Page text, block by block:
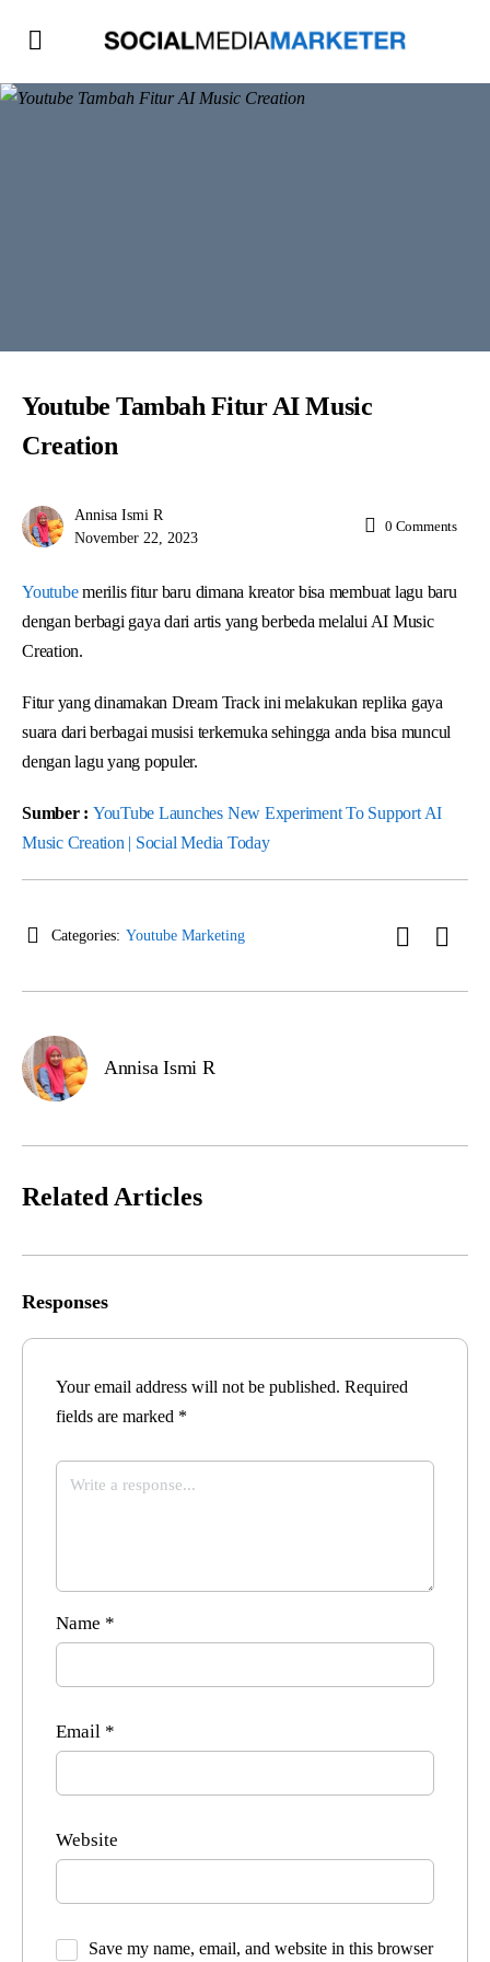
Youtube Tambah Fitur AI Music
Creation
Annisa Ismi R
November 22, 2023
0 Comments
Youtubemerilis fitur baru dimana kreator bisa membuat lagu baru
dengan berbagi gaya dari artis yang berbeda melalui AI Music
Creation.
Fitur yang dinamakan Dream Track ini melakukan replika gaya
suara dari berbagai musisi terkemuka sehingga anda bisa muncul
dengan lagu yang populer.
Sumber : YouTube Launches New Experiment To Support AI
Music Creation | Social Media Today
Categories: Youtube Marketing
Annisa Ismi R
Related Articles
Responses
Your email address will not be published. Required
fields are marked *
Name *
Email *
Website
Save my name, email, and website in this browser